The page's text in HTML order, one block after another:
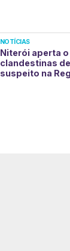
NOTÍCIAS
Niterói aperta
clandestinas
suspeito na